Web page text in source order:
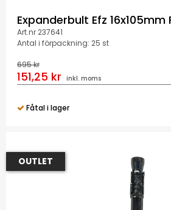
Expanderbult Efz 16x105mm
Art.nr 237641
Antal i förpackning: 25 st
695 kr
151,25 kr inkl. moms
Fåtal i lager
OUTLET